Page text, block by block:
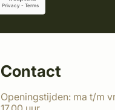
Contact
Openingstijden: ma t/m